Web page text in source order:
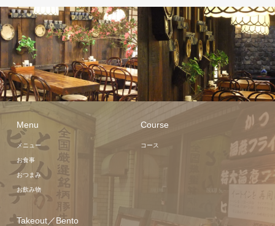
Menu
メニュー
お食事
おつまみ
お飲み物
Course
コース
Takeout／Bento